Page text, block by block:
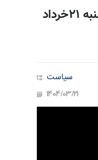
در ۶۰ثانیه – چهار‌شنبه ۲۱خرداد
سیاست
1404/03/21